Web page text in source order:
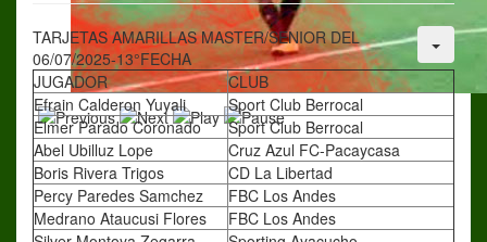
TARJETAS AMARILLAS MASTER/SENIOR DEL
06/07/2025-13°FECHA
JUGADOR
CLUB
Efrain Calderon Yuyali
Sport Club Berrocal
Elmer Parado Coronado
Sport Club Berrocal
Abel Ubilluz Lope
Cruz Azul FC-Pacaycasa
Boris Rivera Trigos
CD La Libertad
Percy Paredes Samchez
FBC Los Andes
Medrano Ataucusi Flores
FBC Los Andes